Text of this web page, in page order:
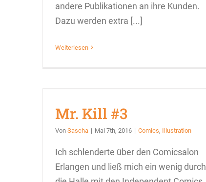
andere Publikationen an ihre Kunden.
Dazu werden extra [...]
Weiterlesen
Mr. Kill #3
Von Sascha | Mai 7th, 2016 | Comics, Illustration
Ich schlenderte über den Comicsalon
Erlangen und ließ mich ein wenig durch